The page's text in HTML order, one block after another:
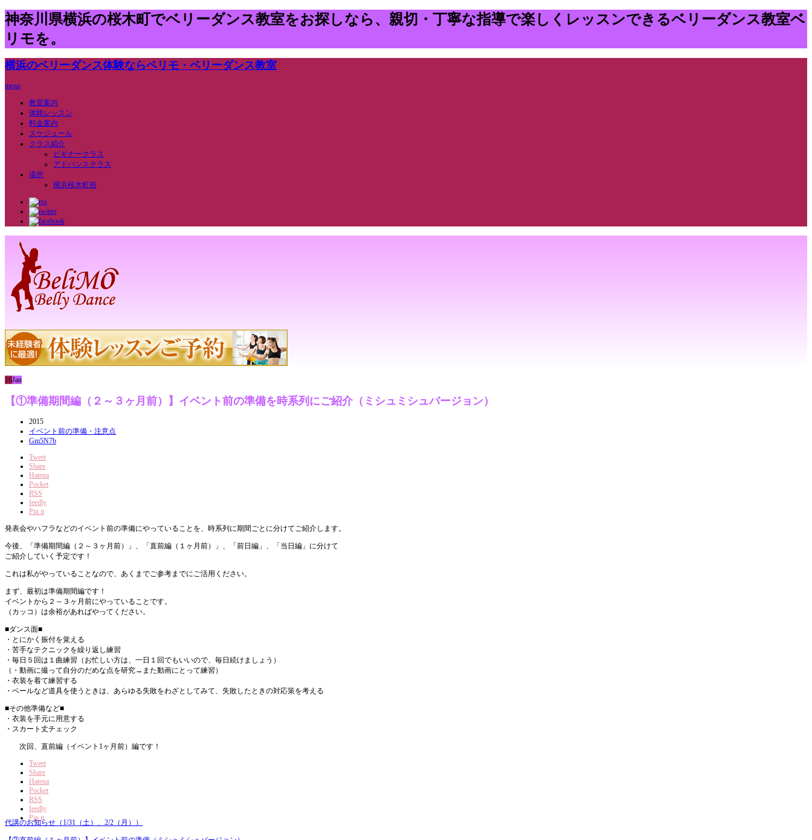
神奈川県横浜の桜木町でベリーダンス教室をお探しなら、親切・丁寧な指導で楽しくレッスンできるベリーダンス教室ベ
リモを。
横浜のベリーダンス体験ならベリモ・ベリーダンス教室
menu
教室案内
体験レッスン
料金案内
スケジュール
クラス紹介
ビギナークラス
アドバンスクラス
場所
横浜桜木町校
16Jan
【①準備期間編（２～３ヶ月前）】イベント前の準備を時系列にご紹介（ミシュミシュバージョン）
2015
イベント前の準備・注意点
Gm5N7b
Tweet
Share
Hatena
Pocket
RSS
feedly
Pin it
発表会やハフラなどのイベント前の準備にやっていることを、時系列に期間ごとに分けてご紹介します。
今後、「準備期間編（２～３ヶ月前）」、「直前編（１ヶ月前）」、「前日編」、「当日編」に分けて
ご紹介していく予定です！
これは私がやっていることなので、あくまでご参考までにご活用ください。
まず、最初は準備期間編です！
イベントから２～３ヶ月前にやっていることです。
（カッコ）は余裕があればやってください。
■ダンス面■
・とにかく振付を覚える
・苦手なテクニックを繰り返し練習
・毎日５回は１曲練習（お忙しい方は、一日１回でもいいので、毎日続けましょう）
（・動画に撮って自分のだめな点を研究→また動画にとって練習）
・衣装を着て練習する
・ベールなど道具を使うときは、あらゆる失敗をわざとしてみて、失敗したときの対応策を考える
■その他準備など■
・衣装を手元に用意する
・スカート丈チェック
次回、直前編（イベント1ヶ月前）編です！
Tweet
Share
Hatena
Pocket
RSS
feedly
Pin it
代講のお知らせ（1/31（土）、2/2（月））